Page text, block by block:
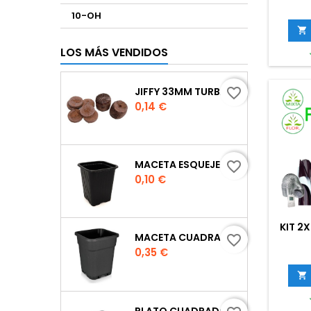
10-OH
LOS MÁS VENDIDOS
JIFFY 33MM TURBA
Precio
0,14 €
favorite_border
MACETA ESQUEJE 7X7X8 CM.
Precio
0,10 €
favorite_border
MACETA CUADRADA NEGRA
Precio
0,35 €
favorite_border

KIT
